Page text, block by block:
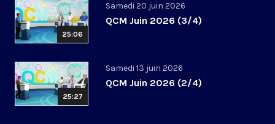
25:06
Samedi 20 juin 2026
QCM Juin 2026 (3/4)
25:27
Samedi 13 juin 2026
QCM Juin 2026 (2/4)